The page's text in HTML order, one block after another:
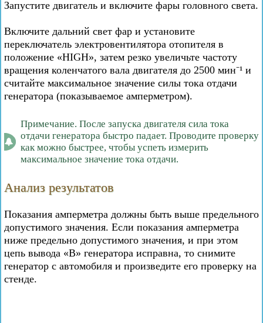
Запустите двигатель и включите фары головного света.
Включите дальний свет фар и установите
переключатель электровентилятора отопителя в
положение «HIGH», затем резко увеличьте частоту
вращения коленчатого вала двигателя до 2500 мин⁻¹ и
считайте максимальное значение силы тока отдачи
генератора (показываемое амперметром).
Примечание. После запуска двигателя сила тока
отдачи генератора быстро падает. Проводите проверку
как можно быстрее, чтобы успеть измерить
максимальное значение тока отдачи.
Анализ результатов
Показания амперметра должны быть выше предельного
допустимого значения. Если показания амперметра
ниже предельно допустимого значения, и при этом
цепь вывода «B» генератора исправна, то снимите
генератор с автомобиля и произведите его проверку на
стенде.